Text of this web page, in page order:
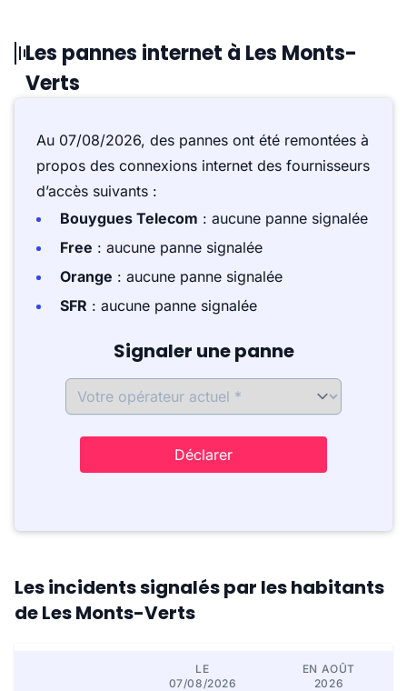
Les pannes internet à Les Monts-
Verts
Au 07/08/2026, des pannes ont été remontées à
propos des connexions internet des fournisseurs
d’accès suivants :
Bouygues Telecom : aucune panne signalée
Free : aucune panne signalée
Orange : aucune panne signalée
SFR : aucune panne signalée
Signaler une panne
Déclarer
Les incidents signalés par les habitants
de Les Monts-Verts
LE
07/08/2026
EN AOÛT
2026